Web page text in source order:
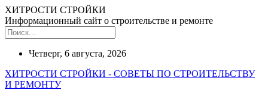
ХИТРОСТИ СТРОЙКИ
Информационный сайт о строительстве и ремонте
Четверг, 6 августа, 2026
ХИТРОСТИ СТРОЙКИ - СОВЕТЫ ПО СТРОИТЕЛЬСТВУ
И РЕМОНТУ